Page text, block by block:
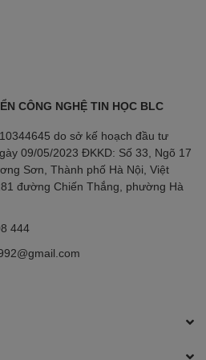
CÔNG NGHỆ TIN HỌC BLC
do sở kế hoạch đầu tư
09/05/2023 ĐKKD: Số 33, Ngõ 17
Sơn, Thành phố Hà Nội, Việt
đường Chiến Thắng, phường Hà
444